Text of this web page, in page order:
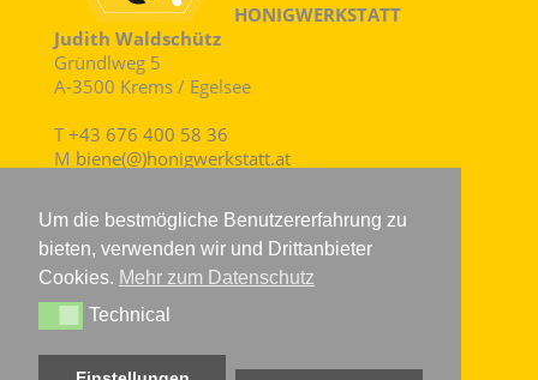
HONIGWERKSTATT
Judith Waldschütz
Gründlweg 5
A-3500 Krems / Egelsee
T +43 676 400 58 36
M biene(@)honigwerkstatt.at
Besuche bitte unter biene(@)honigwerkstatt.at
vereinbaren.
Vertrag widerufen
Um die bestmögliche Benutzererfahrung zu
bieten, verwenden wir und Drittanbieter
Cookies. Mehr zum Datenschutz
TechnicalTechnical